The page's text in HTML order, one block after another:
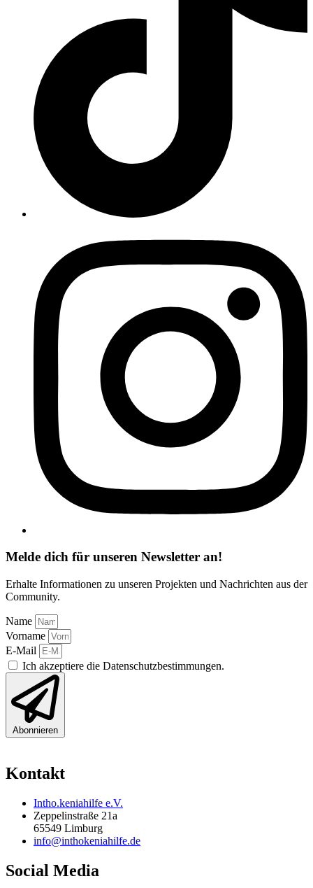
Melde dich für unseren Newsletter an!
Erhalte Informationen zu unseren Projekten und Nachrichten aus der
Community.
Name
Vorname
E-Mail
Ich akzeptiere die Datenschutzbestimmungen.
Abonnieren
Kontakt
Intho.keniahilfe e.V.
Zeppelinstraße 21a
65549 Limburg
info@inthokeniahilfe.de
Social Media